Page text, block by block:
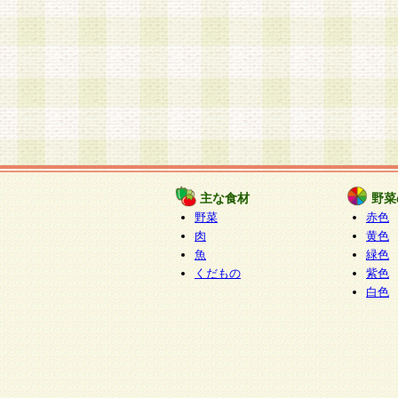
主な食材
野菜
肉
魚
くだもの
野
赤色
黄色
緑色
紫色
白色